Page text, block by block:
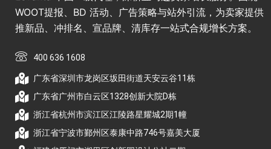
WOOT提报、BD 活动、广告策略与站外引流，为卖家提供
推新品、冲排名、宣品牌、清库存一站式合规增长方案。
400 636 1608
广东省深圳市龙岗区坂田街道天安云谷11栋
广东省广州市白云区1328创新大院D栋
浙江省杭州市滨江区江陵路星耀城2期1幢
浙江省宁波市鄞州区泰康中路746号嘉美大厦